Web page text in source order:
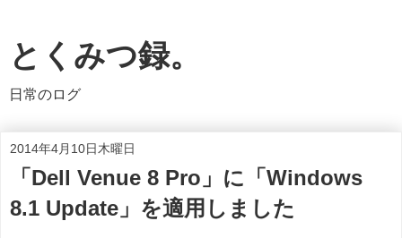
とくみつ録。
日常のログ
2014年4月10日木曜日
「Dell Venue 8 Pro」に「Windows
8.1 Update」を適用しました